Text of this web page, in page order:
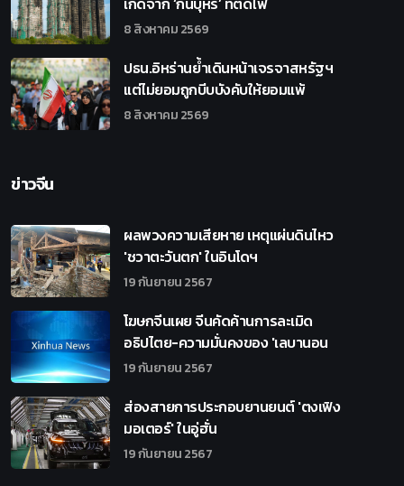
8 สิงหาคม 2569
ปธน.อิหร่านย้ำเดินหน้าเจรจาสหรัฐฯ
แต่ไม่ยอมถูกบีบบังคับให้ยอมแพ้
8 สิงหาคม 2569
ข่าวจีน
ผลพวงความเสียหาย เหตุแผ่นดินไหว
'ชวาตะวันตก' ในอินโดฯ
19 กันยายน 2567
โฆษกจีนเผย จีนคัดค้านการละเมิด
อธิปไตย-ความมั่นคงของ 'เลบานอน
19 กันยายน 2567
ส่องสายการประกอบยานยนต์ 'ตงเฟิง
มอเตอร์' ในอู่ฮั่น
19 กันยายน 2567